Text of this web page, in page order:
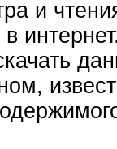
и